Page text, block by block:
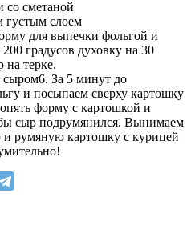
густым слоем
для выпечки фольгой и
градусов духовку на 30
на терке.
6. За 5 минут до
и посыпаем сверху картошку
форму с картошкой и
сыр подрумянился. Вынимаем
румяную картошку с курицей